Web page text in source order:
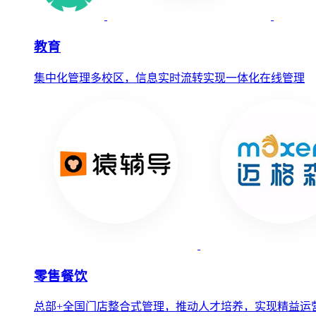
教育
集中化管理多校区，信息实时流转实现一体化在线管理
零售餐饮
总部+全国门店整合式管理，推动人才培养，实现精益运